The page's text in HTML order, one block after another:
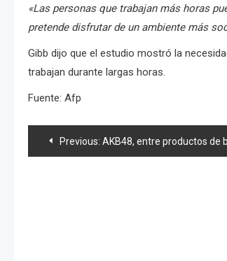
«Las personas que trabajan más horas
pretende disfrutar de un ambiente más
Gibb dijo que el estudio mostró la
trabajan durante largas horas.
Fuente: Afp
Navegación
Previous: AKB48, entre productos de belleza y 1 millón